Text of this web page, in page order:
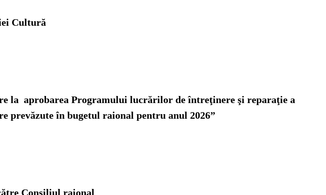
Cultură
la aprobarea Programului lucrărilor de întreţinere şi reparaţie a
prevăzute în bugetul raional pentru anul 2026”
Consiliul raional